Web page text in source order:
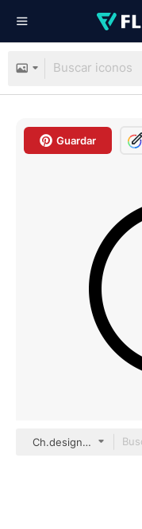
Guardar
Ch.designer Basic